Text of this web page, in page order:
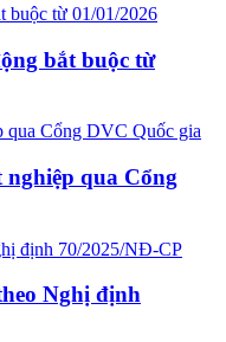
bắt buộc từ
qua Cổng
Nghị định